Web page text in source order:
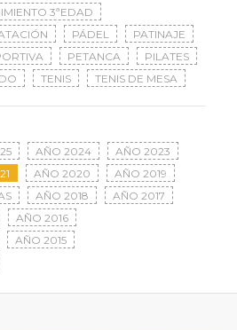
3ªEDAD
PÁDEL
PATINAJE
PETANCA
PILATES
TENIS TENIS DE MESA
AÑO 2024
AÑO 2023
AÑO 2020
AÑO 2019
AÑO 2018
AÑO 2017
AÑO 2016
AÑO 2015